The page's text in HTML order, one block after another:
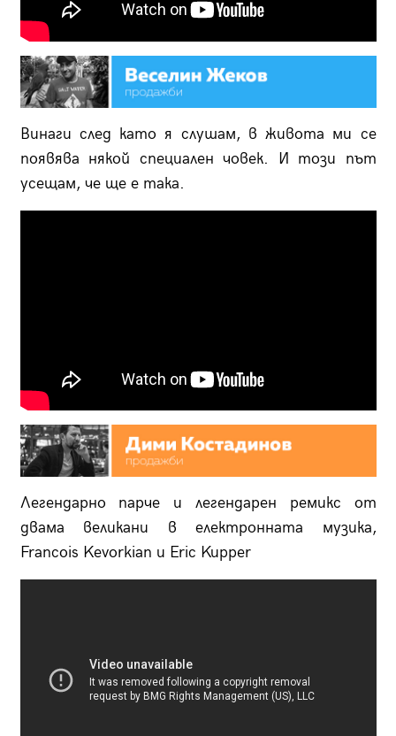
Винаги след като я слушам, в живота ми се
появява някой специален човек. И този път
усещам, че ще е така.
Легендарно парче и легендарен ремикс от
двама великани в електронната музика,
Francois Kevorkian и Eric Kupper